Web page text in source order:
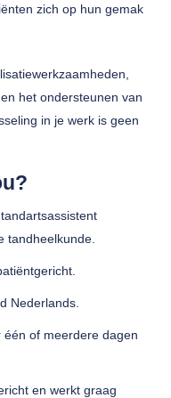
zich op hun gemak
het ondersteunen van
in je werk is geen
tandheelkunde.
Nederlands.
of meerdere dagen
en werkt graag